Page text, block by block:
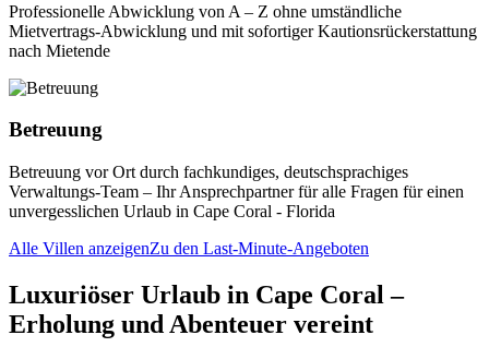
Professionelle Abwicklung von A – Z ohne umständliche
Mietvertrags-Abwicklung und mit sofortiger Kautionsrückerstattung
nach Mietende
Betreuung
Betreuung vor Ort durch fachkundiges, deutschsprachiges
Verwaltungs-Team – Ihr Ansprechpartner für alle Fragen für einen
unvergesslichen Urlaub in Cape Coral - Florida
Alle Villen anzeigenZu den Last-Minute-Angeboten
Luxuriöser Urlaub in Cape Coral –
Erholung und Abenteuer vereint